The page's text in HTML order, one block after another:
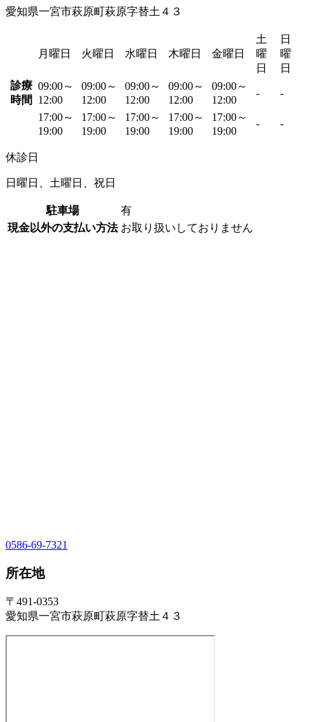
愛知県一宮市萩原町萩原字替土４３
月曜日 火曜日 水曜日 木曜日 金曜日
土
曜
日
日
曜
日
診療
時間
09:00～
12:00
09:00～
12:00
09:00～
12:00
09:00～
12:00
09:00～
12:00
- -
17:00～
19:00
17:00～
19:00
17:00～
19:00
17:00～
19:00
17:00～
19:00
- -
休診日
日曜日、土曜日、祝日
駐車場
有
現金以外の支払い方法 お取り扱いしておりません
0586-69-7321
所在地
〒491-0353
愛知県一宮市萩原町萩原字替土４３